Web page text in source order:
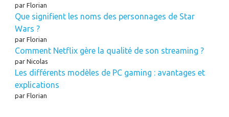
par Florian
Que signifient les noms des personnages de Star
Wars ?
par Florian
Comment Netflix gère la qualité de son streaming ?
par Nicolas
Les différents modèles de PC gaming : avantages et
explications
par Florian